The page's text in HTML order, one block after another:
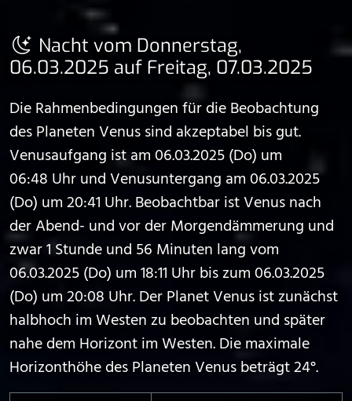
Nacht vom Donnerstag,
06.03.2025 auf Freitag, 07.03.2025
Die Rahmenbedingungen für die Beobachtung
des Planeten Venus sind akzeptabel bis gut.
Venusaufgang ist am 06.03.2025 (Do) um
06:48 Uhr und Venusuntergang am 06.03.2025
(Do) um 20:41 Uhr. Beobachtbar ist Venus nach
der Abend- und vor der Morgendämmerung und
zwar 1 Stunde und 56 Minuten lang vom
06.03.2025 (Do) um 18:11 Uhr bis zum 06.03.2025
(Do) um 20:08 Uhr. Der Planet Venus ist zunächst
halbhoch im Westen zu beobachten und später
nahe dem Horizont im Westen. Die maximale
Horizonthöhe des Planeten Venus beträgt 24°.